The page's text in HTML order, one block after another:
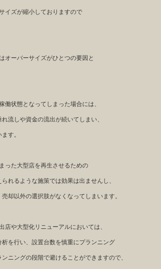
イズが縮小しておりますので
オーバーサイズがひとつの要因と
状態となってしまった場合には、
流しや資金の流出が続いてしまい、
す。
った大型店を再生させるための
れるような施策では効果は出ませんし、
却以外の選択肢がなくなってしまいます。
や大型化リニューアルにおいては、
を行い、設置台数を慎重にプランニング
ニングの段階で避けることができますので、